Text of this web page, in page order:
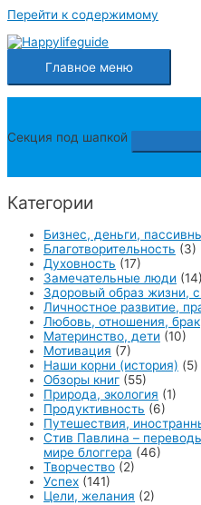
Перейти к содержимому
Главное меню
Секция под шапкой
Категории
Бизнес, деньги,
Благотворительность (3)
Духовность (17)
Замечательные люди (14)
Здоровый образ жизни,
Личностное развитие,
Любовь, отношения, брак
Материнство, дети (10)
Мотивация (7)
Наши корни (история) (5)
Обзоры книг (55)
Природа, экология (1)
Продуктивность (6)
Путешествия,
Стив Павлина –
мире блоггера (46)
Творчество (2)
Успех (141)
Цели, желания (2)